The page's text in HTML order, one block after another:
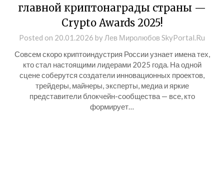
главной криптонаграды страны —
Crypto Awards 2025!
Posted on 20.01.2026 by Лев Миролюбов SkyPortal.Ru
Совсем скоро криптоиндустрия России узнает имена тех,
кто стал настоящими лидерами 2025 года. На одной
сцене соберутся создатели инновационных проектов,
трейдеры, майнеры, эксперты, медиа и яркие
представители блокчейн-сообщества — все, кто
формирует…